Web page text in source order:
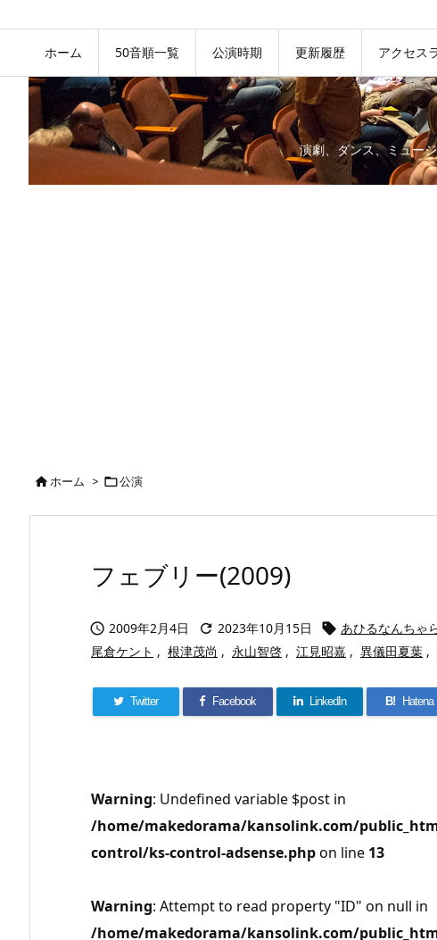
ホーム 50音順一覧 公演時期 更新履歴 アクセス
演劇、ダンス、ミュー
ホーム > 公演
フェブリー(2009)
 2009年2月4日  2023年10月15日  あひるなんちゃ
尾倉ケント , 根津茂尚 , 永山智啓 , 江見昭嘉 , 異儀田夏葉 ,
Twitter Facebook LinkedIn B! Hatena
Warning: Undefined variable $post in
/home/makedorama/kansolink.com/
control/ks-control-adsense.phpon line 13
Warning: Attempt to read property "ID" on null in
/home/makedorama/kansolink.com/